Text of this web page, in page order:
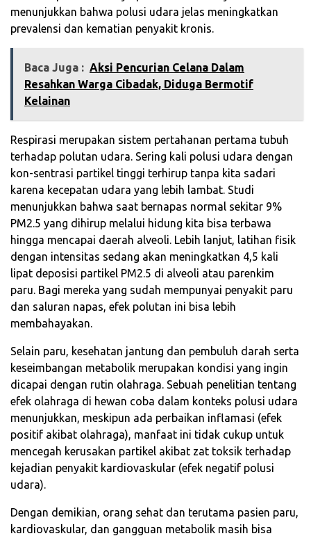
menunjukkan bahwa polusi udara jelas meningkatkan
prevalensi dan kematian penyakit kronis.
Baca Juga : Aksi Pencurian Celana Dalam
Resahkan Warga Cibadak, Diduga Bermotif
Kelainan
Respirasi merupakan sistem pertahanan pertama tubuh
terhadap polutan udara. Sering kali polusi udara dengan
kon-sentrasi partikel tinggi terhirup tanpa kita sadari
karena kecepatan udara yang lebih lambat. Studi
menunjukkan bahwa saat bernapas normal sekitar 9%
PM2.5 yang dihirup melalui hidung kita bisa terbawa
hingga mencapai daerah alveoli. Lebih lanjut, latihan fisik
dengan intensitas sedang akan meningkatkan 4,5 kali
lipat deposisi partikel PM2.5 di alveoli atau parenkim
paru. Bagi mereka yang sudah mempunyai penyakit paru
dan saluran napas, efek polutan ini bisa lebih
membahayakan.
Selain paru, kesehatan jantung dan pembuluh darah serta
keseimbangan metabolik merupakan kondisi yang ingin
dicapai dengan rutin olahraga. Sebuah penelitian tentang
efek olahraga di hewan coba dalam konteks polusi udara
menunjukkan, meskipun ada perbaikan inflamasi (efek
positif akibat olahraga), manfaat ini tidak cukup untuk
mencegah kerusakan partikel akibat zat toksik terhadap
kejadian penyakit kardiovaskular (efek negatif polusi
udara).
Dengan demikian, orang sehat dan terutama pasien paru,
kardiovaskular, dan gangguan metabolik masih bisa